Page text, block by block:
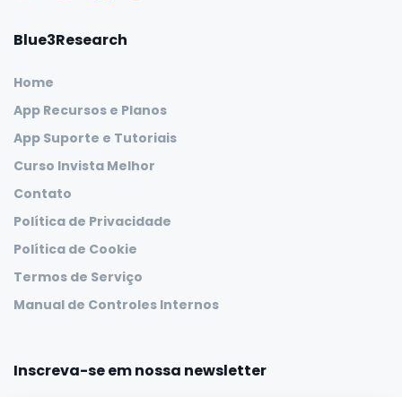
Blue3Research
Home
App Recursos e Planos
App Suporte e Tutoriais
Curso Invista Melhor
Contato
Política de Privacidade
Política de Cookie
Termos de Serviço
Manual de Controles Internos
Inscreva-se em nossa newsletter